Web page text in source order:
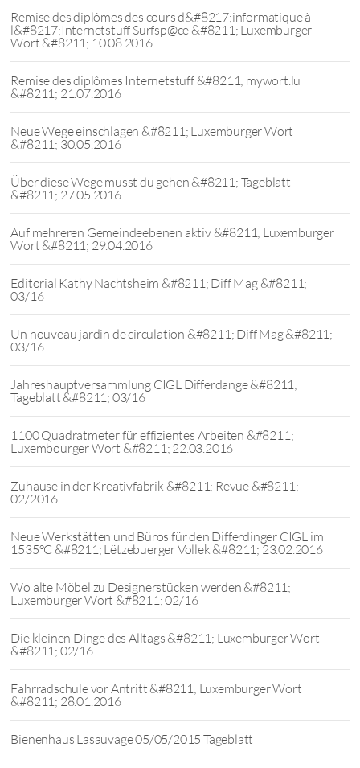
Remise des diplômes des cours d&#8217;informatique à
l&#8217;Internetstuff Surfsp@ce &#8211; Luxemburger
Wort &#8211; 10.08.2016
Remise des diplômes Internetstuff &#8211; mywort.lu
&#8211; 21.07.2016
Neue Wege einschlagen &#8211; Luxemburger Wort
&#8211; 30.05.2016
Über diese Wege musst du gehen &#8211; Tageblatt
&#8211; 27.05.2016
Auf mehreren Gemeindeebenen aktiv &#8211; Luxemburger
Wort &#8211; 29.04.2016
Editorial Kathy Nachtsheim &#8211; Diff Mag &#8211;
03/16
Un nouveau jardin de circulation &#8211; Diff Mag &#8211;
03/16
Jahreshauptversammlung CIGL Differdange &#8211;
Tageblatt &#8211; 03/16
1100 Quadratmeter für effizientes Arbeiten &#8211;
Luxembourger Wort &#8211; 22.03.2016
Zuhause in der Kreativfabrik &#8211; Revue &#8211;
02/2016
Neue Werkstätten und Büros für den Differdinger CIGL im
1535°C &#8211; Lëtzebuerger Vollek &#8211; 23.02.2016
Wo alte Möbel zu Designerstücken werden &#8211;
Luxemburger Wort &#8211; 02/16
Die kleinen Dinge des Alltags &#8211; Luxemburger Wort
&#8211; 02/16
Fahrradschule vor Antritt &#8211; Luxemburger Wort
&#8211; 28.01.2016
Bienenhaus Lasauvage 05/05/2015 Tageblatt